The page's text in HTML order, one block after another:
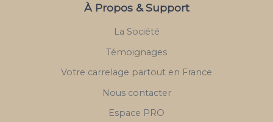
À Propos & Support
La Société
Témoignages
Votre carrelage partout en France
Nous contacter
Espace PRO